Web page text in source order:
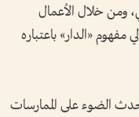
ومن خلال الأعمال
مفهوم «الدار» باعتباره
الضوء على الممارسات